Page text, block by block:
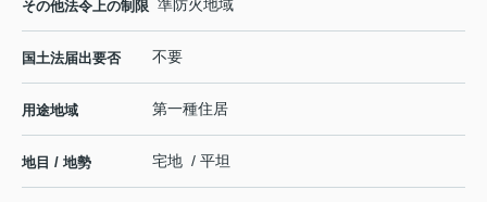
その他法令上の制限 準防火地域
国土法届出要否 不要
用途地域 第一種住居
地目 / 地勢 宅地 / 平坦